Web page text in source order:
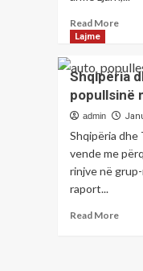
Read MoreRead
i
i
pas
Lajme
Shqipëria
popullsinë
admin
Shqipëria dhe
vende me
rinjve në
raport...
Read MoreRead